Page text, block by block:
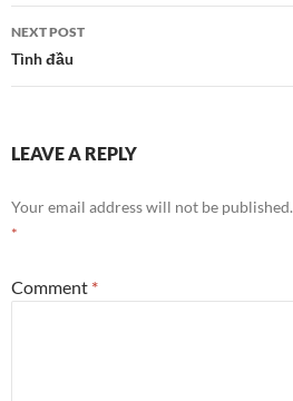
NEXT POST
Tình đầu
LEAVE A REPLY
Your email address will not be published.
*
Comment *